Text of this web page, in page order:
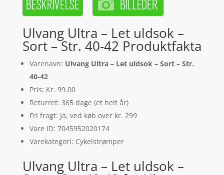
Ulvang Ultra – Let uldsok –
Sort – Str. 40-42 Produktfakta
Varenavn: Ulvang Ultra – Let uldsok – Sort – Str.
40-42
Pris: Kr. 99.00
Returret: 365 dage (et helt år)
Fri fragt: Ja, ved køb over kr. 299
Vare ID: 7045952020174
Varekategori: Cykelstrømper
Ulvang Ultra – Let uldsok –